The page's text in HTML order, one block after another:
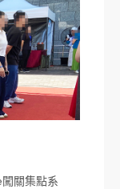
關集點系